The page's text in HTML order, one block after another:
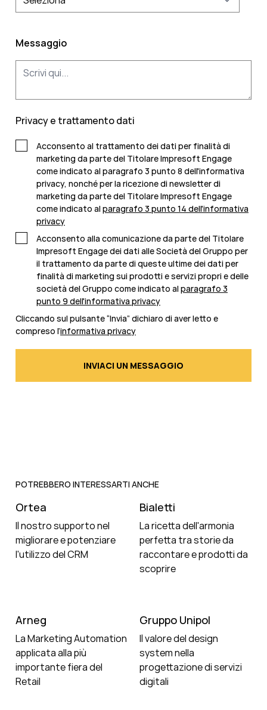
Messaggio
Privacy e trattamento dati
Acconsento al trattamento dei dati per finalità di
marketing da parte del Titolare Impresoft Engage
come indicato al paragrafo 3 punto 8 dell'informativa
privacy, nonché per la ricezione di newsletter di
marketing da parte del Titolare Impresoft Engage
come indicato al paragrafo 3 punto 14 dell'informativa
privacy
Acconsento alla comunicazione da parte del Titolare
Impresoft Engage dei dati alle Società del Gruppo per
il trattamento da parte di queste ultime dei dati per
finalità di marketing sui prodotti e servizi propri e delle
società del Gruppo come indicato al paragrafo 3
punto 9 dell'informativa privacy
Cliccando sul pulsante “Invia” dichiaro di aver letto e
compreso l’informativa privacy
POTREBBERO INTERESSARTI ANCHE
Ortea
Il nostro supporto nel
migliorare e potenziare
l'utilizzo del CRM
Bialetti
La ricetta dell'armonia
perfetta tra storie da
raccontare e prodotti da
scoprire
Arneg
La Marketing Automation
applicata alla più
importante fiera del
Retail
Gruppo Unipol
Il valore del design
system nella
progettazione di servizi
digitali